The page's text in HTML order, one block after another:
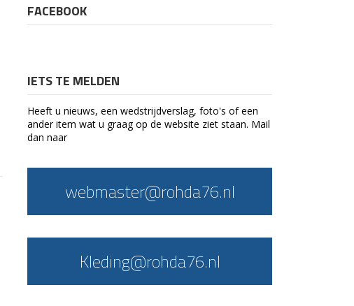
FACEBOOK
IETS TE MELDEN
Heeft u nieuws, een wedstrijdverslag, foto's of een
ander item wat u graag op de website ziet staan. Mail
dan naar
webmaster@rohda76.nl
Kleding@rohda76.nl